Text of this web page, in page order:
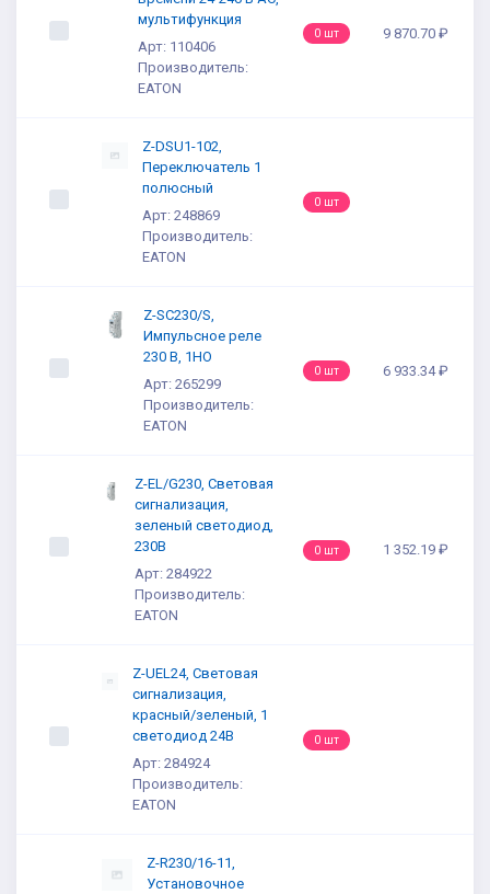
мультифункция
Арт: 110406
Производитель:
EATON
0 шт 9 870.70 ₽
Z-DSU1-102,
Переключатель 1
полюсный
Арт: 248869
Производитель:
EATON
0 шт
Z-SC230/S,
Импульсное реле
230 В, 1НО
Арт: 265299
Производитель:
EATON
0 шт 6 933.34 ₽
Z-EL/G230, Световая
сигнализация,
зеленый светодиод,
230В
Арт: 284922
Производитель:
EATON
0 шт 1 352.19 ₽
Z-UEL24, Световая
сигнализация,
красный/зеленый, 1
светодиод 24В
Арт: 284924
Производитель:
EATON
0 шт
Z-R230/16-11,
Установочное